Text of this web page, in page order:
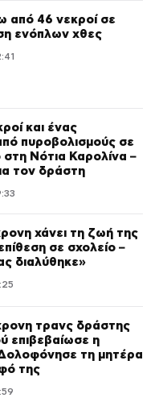
από 46 νεκροί σε
ενόπλων χθες
και ένας
πυροβολισμούς σε
στη Νότια Καρολίνα –
τον δράστη
χάνει τη ζωή της
σε σχολείο –
διαλύθηκε»
τρανς δράστης
επιβεβαίωσε η
τη μητέρα
της